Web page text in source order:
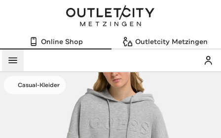
Online Shop Outletcity Metzingen
Menü
Casual-Kleider